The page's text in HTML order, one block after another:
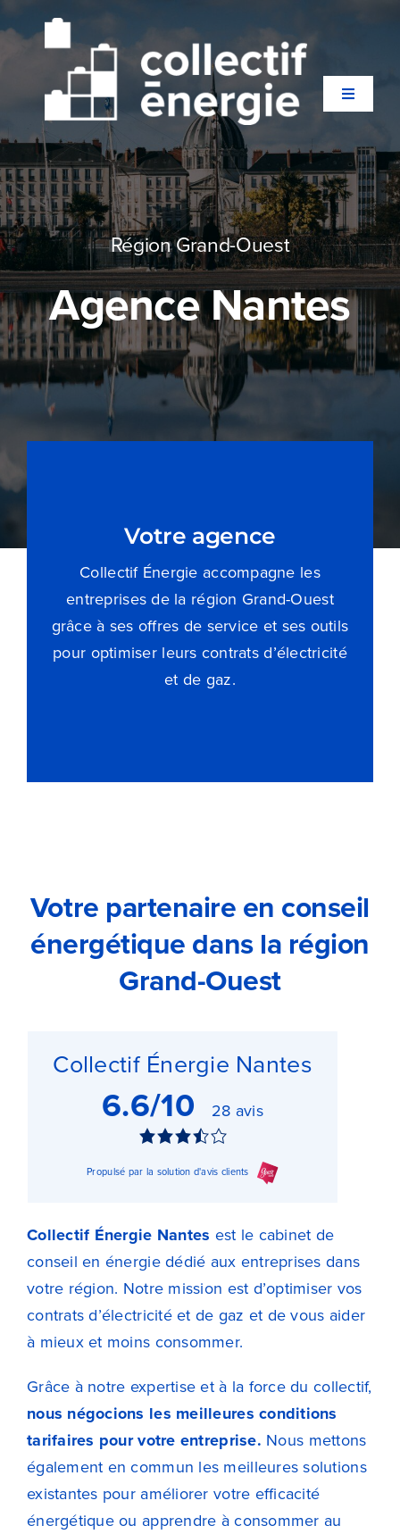
Passer
au
Toggle
Qui sommes-nous ?
Secteurs
Expertises
Agences
Blog
Je compare dès maintenant
Région Grand-Ouest
Agence Nantes
Votre agence
Collectif Énergie accompagne les
entreprises de la région Grand-Ouest
grâce à ses offres de service et ses outils
pour optimiser leurs contrats d’électricité
et de gaz.
Votre partenaire en conseil
énergétique dans la région
Grand-Ouest
Collectif Énergie Nantes
6.6/10
28 avis
Note
de
sur
28
avis
Propulsé par la solution d'avis clients
Collectif Énergie Nantes est le cabinet de
conseil en énergie dédié aux entreprises dans
votre région. Notre mission est d’optimiser vos
contrats d’électricité et de gaz et de vous aider
à mieux et moins consommer.
Grâce à notre expertise et à la force du collectif,
nous négocions les meilleures conditions
tarifaires pour votre entreprise. Nous mettons
également en commun les meilleures solutions
existantes pour améliorer votre efficacité
énergétique ou apprendre à consommer au